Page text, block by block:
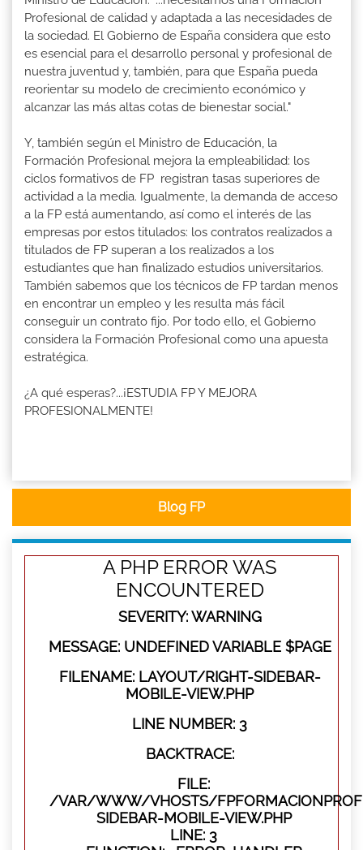
Profesional de calidad y adaptada a las necesidades de
la sociedad. El Gobierno de España considera que esto
es esencial para el desarrollo personal y profesional de
nuestra juventud y, también, para que España pueda
reorientar su modelo de crecimiento económico y
alcanzar las más altas cotas de bienestar social."
Y, también según el Ministro de Educación, la
Formación Profesional mejora la empleabilidad: los
ciclos formativos de FP registran tasas superiores de
actividad a la media. Igualmente, la demanda de acceso
a la FP está aumentando, así como el interés de las
empresas por estos titulados: los contratos realizados a
titulados de FP superan a los realizados a los
estudiantes que han finalizado estudios universitarios.
También sabemos que los técnicos de FP tardan menos
en encontrar un empleo y les resulta más fácil
conseguir un contrato fijo. Por todo ello, el Gobierno
considera la Formación Profesional como una apuesta
estratégica.
¿A qué esperas?...¡ESTUDIA FP Y MEJORA
PROFESIONALMENTE!
Blog FP
A PHP ERROR WAS
ENCOUNTERED
SEVERITY: WARNING
MESSAGE: UNDEFINED VARIABLE $PAGE
FILENAME: LAYOUT/RIGHT-SIDEBAR-
MOBILE-VIEW.PHP
LINE NUMBER: 3
BACKTRACE:
FILE:
/VAR/WWW/VHOSTS/
SIDEBAR-MOBILE-VIEW.PHP
LINE: 3